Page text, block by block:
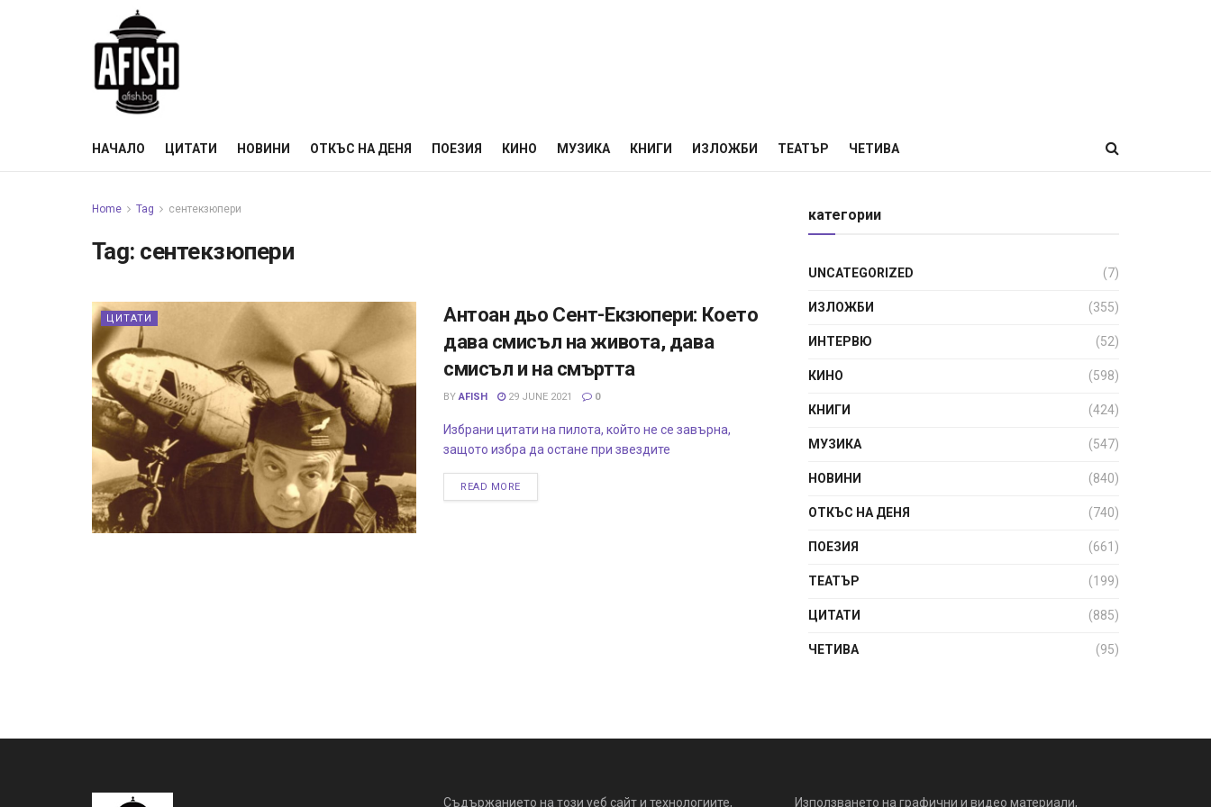
НАЧАЛО ЦИТАТИ НОВИНИ ОТКЪС НА ДЕНЯ ПОЕЗИЯ КИНО МУЗИКА КНИГИ ИЗЛОЖБИ ТЕАТЪР ЧЕТИВА
Home Tag сентекзюпери
Tag: сентекзюпери
ЦИТАТИ
Антоан дьо Сент-Екзюпери: Което
дава смисъл на живота, дава
смисъл и на смъртта
BY AFISH 29 JUNE 2021 0
Избрани цитати на пилота, който не се завърна,
защото избра да остане при звездите
READ MORE
категории
UNCATEGORIZED (7)
ИЗЛОЖБИ (355)
ИНТЕРВЮ (52)
КИНО (598)
КНИГИ (424)
МУЗИКА (547)
НОВИНИ (840)
ОТКЪС НА ДЕНЯ (740)
ПОЕЗИЯ (661)
ТЕАТЪР (199)
ЦИТАТИ (885)
ЧЕТИВА (95)
Съдържанието на този уеб сайт и технологиите, Използването на графични и видео материали,